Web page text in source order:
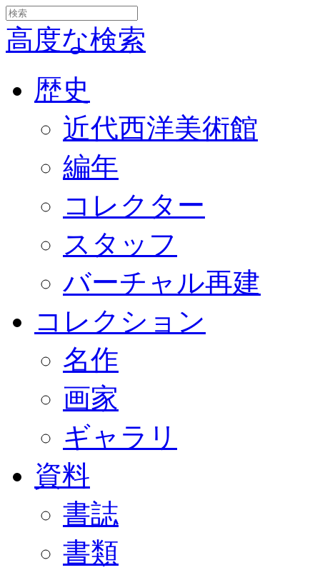
高度な検索
歴史
近代西洋美術館
編年
コレクター
スタッフ
バーチャル再建
コレクション
名作
画家
ギャラリ
資料
書誌
書類